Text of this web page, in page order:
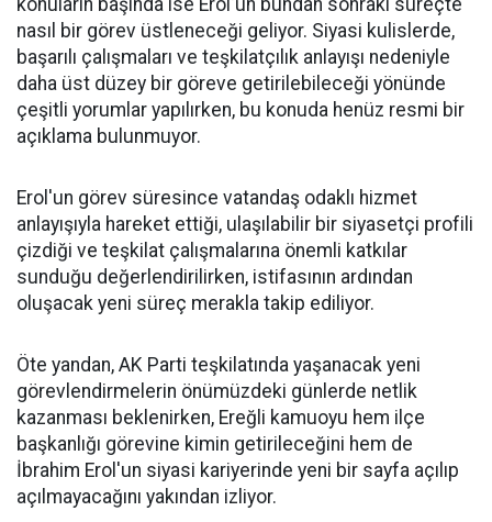
konuların başında ise Erol'un bundan sonraki süreçte
nasıl bir görev üstleneceği geliyor. Siyasi kulislerde,
başarılı çalışmaları ve teşkilatçılık anlayışı nedeniyle
daha üst düzey bir göreve getirilebileceği yönünde
çeşitli yorumlar yapılırken, bu konuda henüz resmi bir
açıklama bulunmuyor.
Erol'un görev süresince vatandaş odaklı hizmet
anlayışıyla hareket ettiği, ulaşılabilir bir siyasetçi profili
çizdiği ve teşkilat çalışmalarına önemli katkılar
sunduğu değerlendirilirken, istifasının ardından
oluşacak yeni süreç merakla takip ediliyor.
Öte yandan, AK Parti teşkilatında yaşanacak yeni
görevlendirmelerin önümüzdeki günlerde netlik
kazanması beklenirken, Ereğli kamuoyu hem ilçe
başkanlığı görevine kimin getirileceğini hem de
İbrahim Erol'un siyasi kariyerinde yeni bir sayfa açılıp
açılmayacağını yakından izliyor.